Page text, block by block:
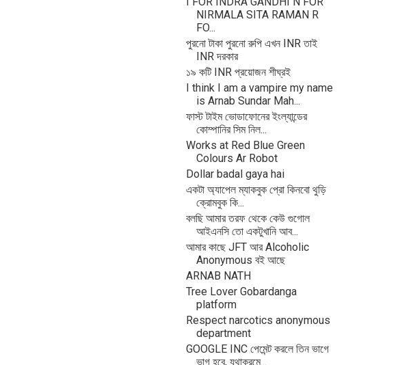
NIRMALA SITA RAMAN R
FO...
পুরনো টাকা পুরনো রুপি এখন INR তাই
INR দরকার
১৯ কটি INR প্রয়োজন শীঘ্রই
I think I am a vampire my name
is Arnab Sundar Mah...
ফাস্ট টাইম ভোডাফোনের ইংল্যান্ডের
কোম্পানির সিম নিল...
Works at Red Blue Green
Colours Ar Robot
Dollar badal gaya hai
একটা অ্যাপেল ম্যাকবুক প্রো কিনবো থুড়ি
ক্রোমবুক কি...
বলছি আমার তরফ থেকে কেউ গুগোল
আইএনসি তো একটুখানি আব...
আমার কাছে JFT আর Alcoholic
Anonymous বই আছে
ARNAB NATH
Tree Lover Gobardanga
platform
Respect narcotics anonymous
department
GOOGLE INC পেমেন্ট করলে তিন ভাগে
ভাগ হবে, যথাক্রমে...